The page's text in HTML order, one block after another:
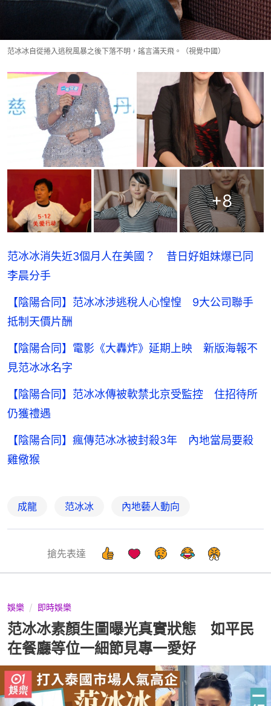
范冰冰自從捲入逃稅風暴之後下落不明，謠言滿天飛。（視覺中國）
+8
范冰冰消失近3個月人在美國？ 昔日好姐妹爆已同
李晨分手
【陰陽合同】范冰冰涉逃稅人心惶惶 9大公司聯手
抵制天價片酬
【陰陽合同】電影《大轟炸》延期上映 新版海報不
見范冰冰名字
【陰陽合同】范冰冰傳被軟禁北京受監控 住招待所
仍獲禮遇
【陰陽合同】瘋傳范冰冰被封殺3年 內地當局要殺
雞儆猴
成龍 范冰冰 內地藝人動向
搶先表達
娛樂 即時娛樂
范冰冰素顏生圖曝光真實狀態 如平民
在餐廳等位一細節見專一愛好